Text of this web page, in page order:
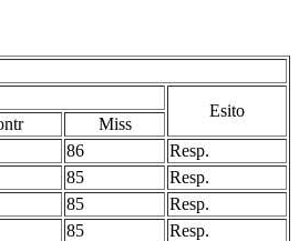
Esito
Miss
86
Resp.
85
Resp.
85
Resp.
85
Resp.